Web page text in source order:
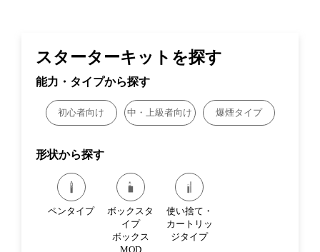
スターターキットを探す
能力・タイプから探す
初心者向け 中・上級者向け 爆煙タイプ
形状から探す
ペンタイプ
ボックスタ
イプ
ボックス
MOD
使い捨て・
カートリッ
ジタイプ